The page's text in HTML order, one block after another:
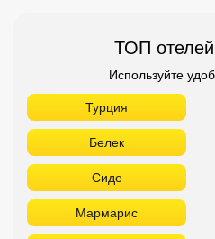
ТОП
Используйте
Турция
Белек
Сиде
Мармарис